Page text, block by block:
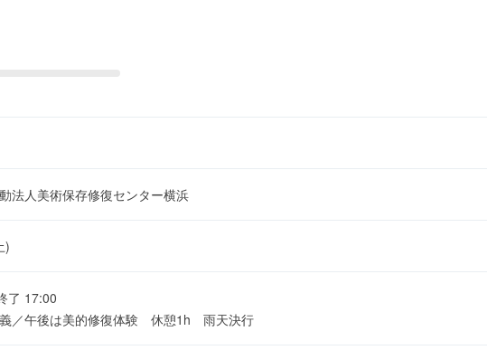
法人美術保存修復センター横浜
)
了 17:00
／午後は美的修復体験 休憩1h 雨天決行